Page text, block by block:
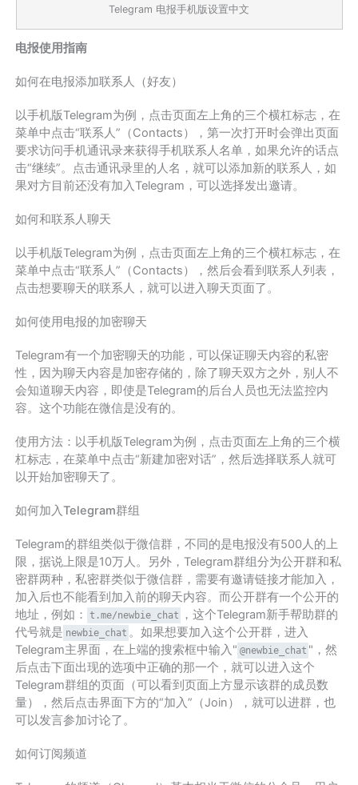
Telegram 电报手机版设置中文
电报使用指南
如何在电报添加联系人（好友）
以手机版Telegram为例，点击页面左上角的三个横杠标志，在
菜单中点击“联系人”（Contacts），第一次打开时会弹出页面
要求访问手机通讯录来获得手机联系人名单，如果允许的话点
击“继续”。点击通讯录里的人名，就可以添加新的联系人，如
果对方目前还没有加入Telegram，可以选择发出邀请。
如何和联系人聊天
以手机版Telegram为例，点击页面左上角的三个横杠标志，在
菜单中点击“联系人”（Contacts），然后会看到联系人列表，
点击想要聊天的联系人，就可以进入聊天页面了。
如何使用电报的加密聊天
Telegram有一个加密聊天的功能，可以保证聊天内容的私密
性，因为聊天内容是加密存储的，除了聊天双方之外，别人不
会知道聊天内容，即使是Telegram的后台人员也无法监控内
容。这个功能在微信是没有的。
使用方法：以手机版Telegram为例，点击页面左上角的三个横
杠标志，在菜单中点击“新建加密对话”，然后选择联系人就可
以开始加密聊天了。
如何加入Telegram群组
Telegram的群组类似于微信群，不同的是电报没有500人的上
限，据说上限是10万人。另外，Telegram群组分为公开群和私
密群两种，私密群类似于微信群，需要有邀请链接才能加入，
加入后也不能看到加入前的聊天内容。而公开群有一个公开的
地址，例如： t.me/newbie_chat ，这个Telegram新手帮助群的
代号就是 newbie_chat 。如果想要加入这个公开群，进入
Telegram主界面，在上端的搜索框中输入" @newbie_chat "，然
后点击下面出现的选项中正确的那一个，就可以进入这个
Telegram群组的页面（可以看到页面上方显示该群的成员数
量），然后点击界面下方的“加入”（Join），就可以进群，也
可以发言参加讨论了。
如何订阅频道